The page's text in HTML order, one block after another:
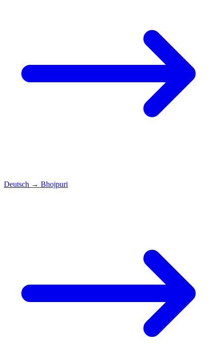
Deutsch → Bhojpuri